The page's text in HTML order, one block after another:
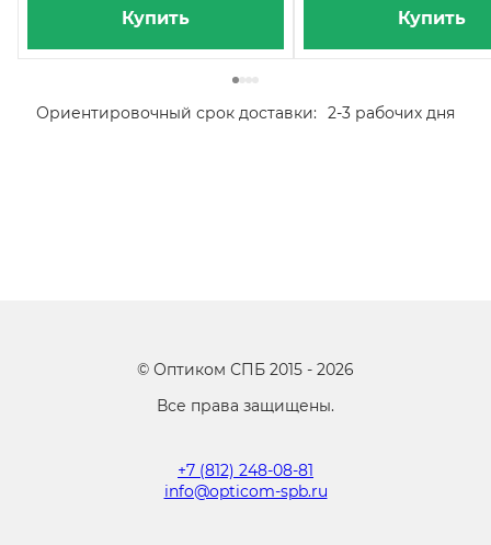
Купить Купить
Ориентировочный срок доставки: 2-3 рабочих дня
© Оптиком СПБ 2015 - 2026
Все права защищены.
+7 (812) 248-08-81
info@opticom-spb.ru